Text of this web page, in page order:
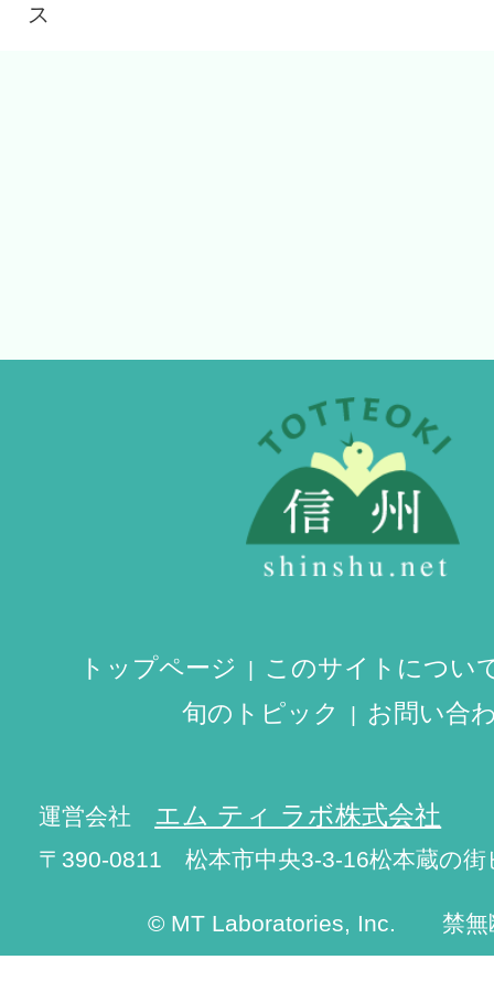
ス
トップページ
このサイトについ
旬のトピック
お問い合
運営会社 エム ティ ラボ株式会社
〒390-0811 松本市中央3-3-16松本蔵の街
© MT Laboratories, Inc. 禁無